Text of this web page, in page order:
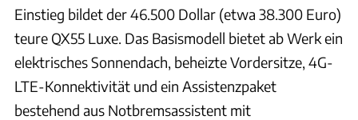
Einstieg bildet der 46.500 Dollar (etwa 38.300 Euro)
teure QX55 Luxe. Das Basismodell bietet ab Werk ein
elektrisches Sonnendach, beheizte Vordersitze, 4G-
LTE-Konnektivität und ein Assistenzpaket
bestehend aus Notbremsassistent mit